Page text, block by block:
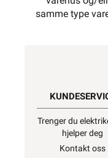
samme type
Trenger du
hjelper deg
Kontakt oss